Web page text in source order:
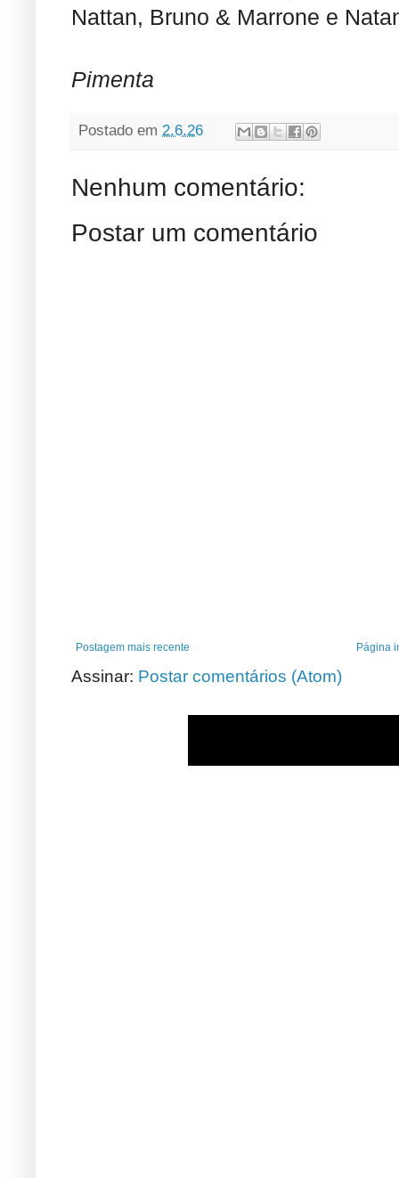
Nattan, Bruno & Marrone e
Pimenta
Postado em 2.6.26
Nenhum comentário:
Postar um comentário
Postagem mais recente Página
Assinar: Postar comentários (Atom)